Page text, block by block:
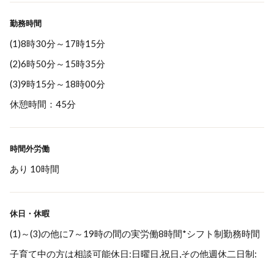
勤務時間
(1)8時30分～17時15分
(2)6時50分～15時35分
(3)9時15分～18時00分
休憩時間：45分
時間外労働
あり 10時間
休日・休暇
(1)～(3)の他に7～19時の間の実労働8時間*シフト制勤務時間
子育て中の方は相談可能休日:日曜日,祝日,その他週休二日制: